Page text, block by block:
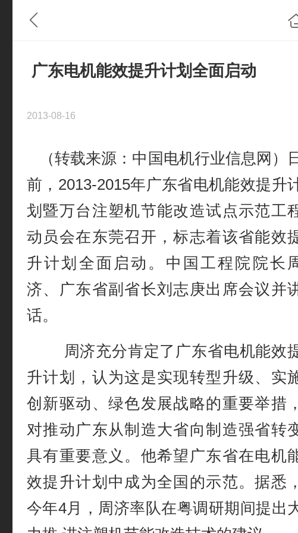
​ 广东电机能效提升计划全面启动
2013-08-16
（转载来源：中国电机行业信息网）
前，2013-2015年广东省电机能效提升
划暨万台注塑机节能改造试点示范工
动员会在东莞召开，标志着该省能效
升计划全面启动。中国工程院院长
济、广东省副省长刘志庚出席会议并
话。
周济充分肯定了广东省电机能效
升计划，认为这是实现转型升级、实
创新驱动、绿色发展战略的重要举措，
对推动广东从制造大省向制造强省转
具有重要意义。他希望广东省在电机
效提升计划中成为全国的示范。据悉，
今年4月，周济率队在粤调研期间提出